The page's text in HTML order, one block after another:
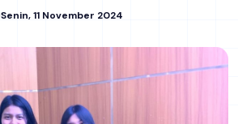
Senin, 11 November 2024